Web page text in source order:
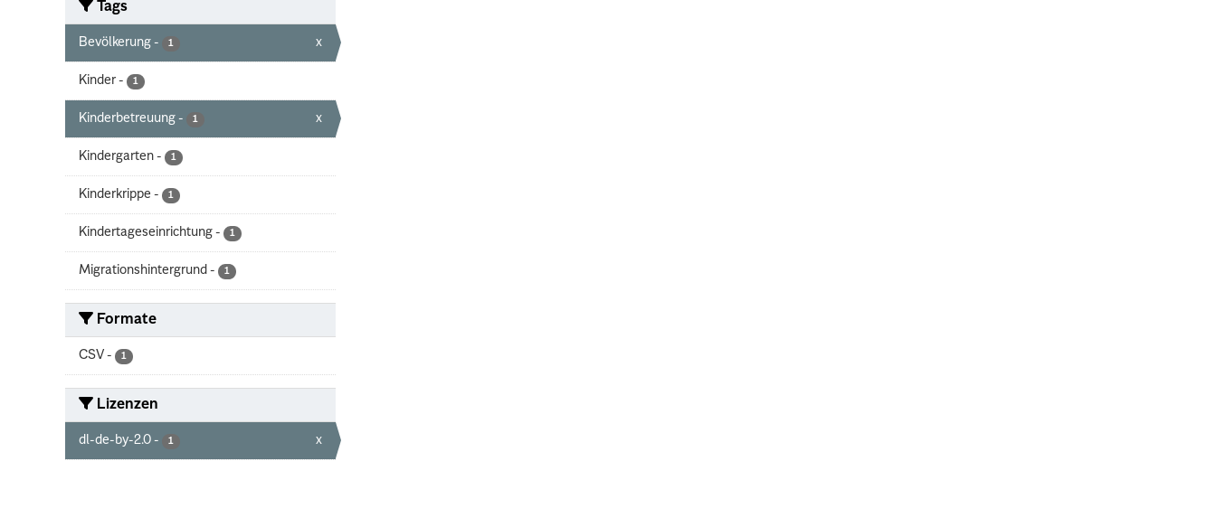
Tags
Bevölkerung - 1 x
Kinder - 1
Kinderbetreuung - 1 x
Kindergarten - 1
Kinderkrippe - 1
Kindertageseinrichtung - 1
Migrationshintergrund - 1
Formate
CSV - 1
Lizenzen
dl-de-by-2.0 - 1 x